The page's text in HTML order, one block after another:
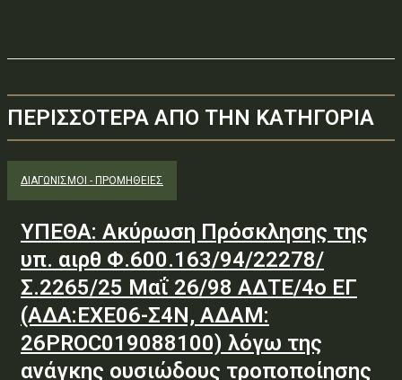
ΠΕΡΙΣΣΟΤΕΡΑ ΑΠΟ ΤΗΝ ΚΑΤΗΓΟΡΙΑ
ΔΙΑΓΩΝΙΣΜΟΊ - ΠΡΟΜΉΘΕΙΕΣ
ΥΠΕΘΑ: Ακύρωση Πρόσκλησης της
υπ. αιρθ Φ.600.163/94/22278/
Σ.2265/25 Μαΐ 26/98 ΑΔΤΕ/4ο ΕΓ
(ΑΔΑ:ΕΧΕ06-Σ4Ν, ΑΔΑΜ:
26PROC019088100) λόγω της
ανάγκης ουσιώδους τροποποίησης